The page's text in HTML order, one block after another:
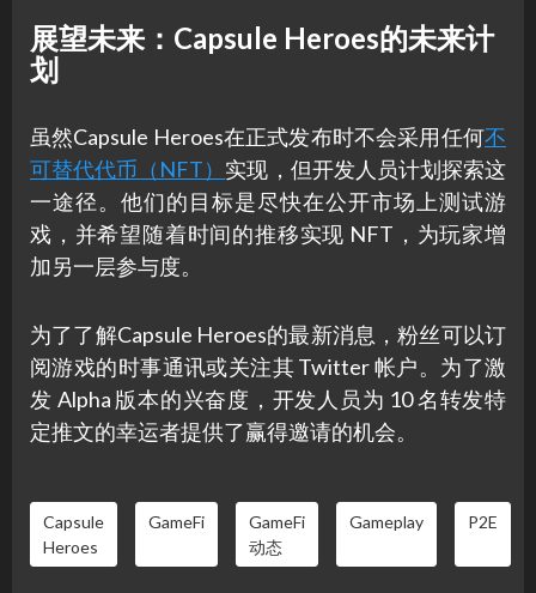
展望未来： Capsule Heroes的未来计
划
虽然Capsule Heroes在正式发布时不会采用任何不
可替代代币（NFT） 实现，但开发人员计划探索这
一途径。他们的目标是尽快在公开市场上测试游
戏，并希望随着时间的推移实现 NFT，为玩家增
加另一层参与度。
为了了解Capsule Heroes的最新消息，粉丝可以订
阅游戏的时事通讯或关注其 Twitter 帐户。为了激
发 Alpha 版本的兴奋度，开发人员为 10 名转发特
定推文的幸运者提供了赢得邀请的机会。
Capsule
Heroes
GameFi
GameFi
动态
Gameplay P2E